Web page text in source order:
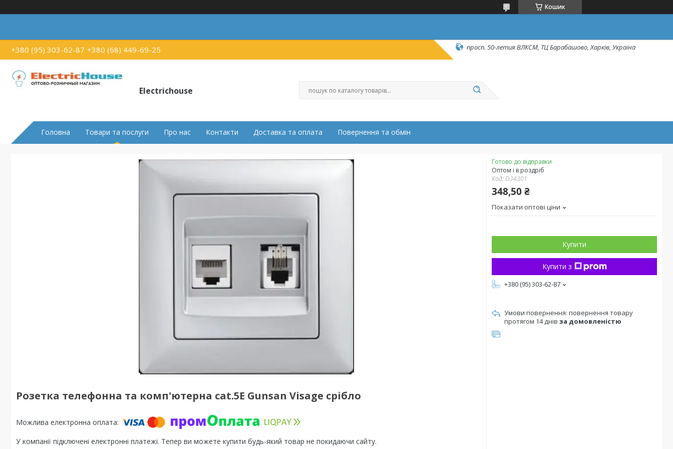
Кошик
+380 (95) 303-62-87 +380 (68) 449-69-25 просп. 50-летия ВЛКСМ, ТЦ Барабашово, Харків, Україна
Electrichouse
Головна Товари та послуги Про нас Контакти Доставка та оплата Повернення та обмін
Розетка телефонна та комп'ютерна cat.5E Gunsan Visage срібло
У компанії підключені електронні платежі. Тепер ви можете купити будь-який товар не покидаючи сайту.
Готово до відправки
Оптом і в роздріб
Код: O34301
348,50 ₴
Показати оптові ціни
Купити
Купити з
+380 (95) 303-62-87
повернення товару
протягом 14 днів за домовленістю